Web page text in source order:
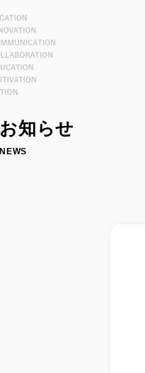
お知らせ
NEWS